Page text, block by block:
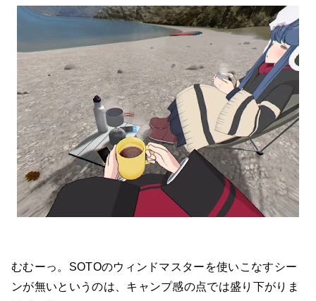
むむーっ。SOTOのウィンドマスターを使いこなすシー
ンが無いというのは、キャンプ感の点では盛り下がりま